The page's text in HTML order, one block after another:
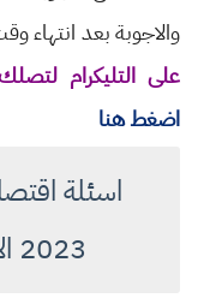
والاجوبة بعد انتهاء
على التليكرام
اضغط هنا
اسئلة
2023 الامتحان الوزاري دور 2